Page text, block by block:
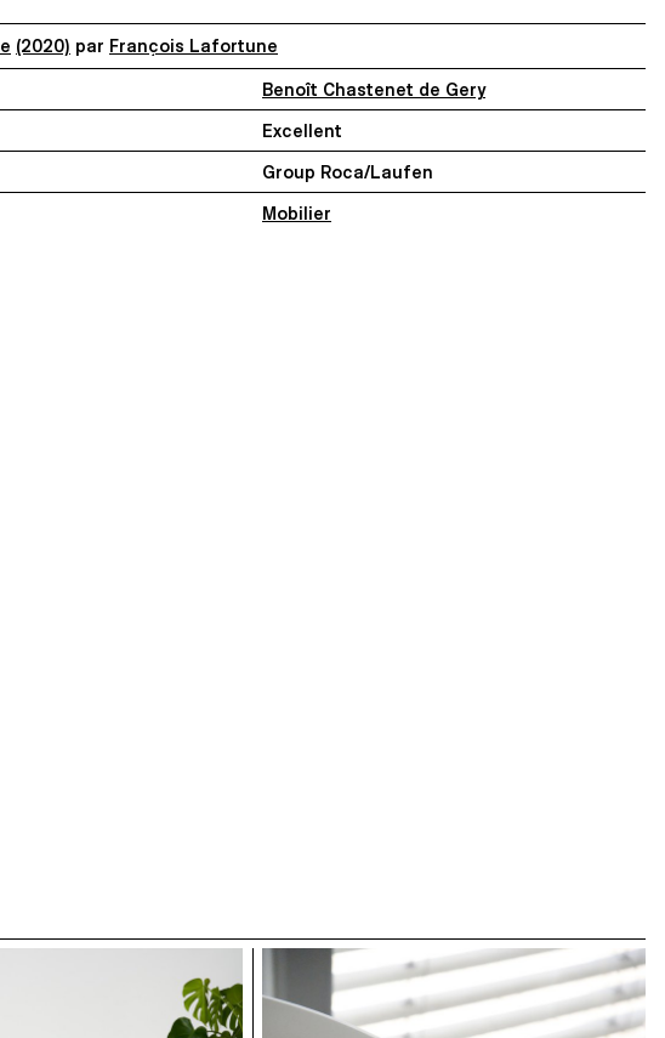
(2020) par François Lafortune
Benoît Chastenet de Gery
Excellent
Group Roca/Laufen
Mobilier